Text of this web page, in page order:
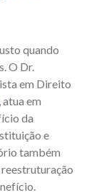
quando
O Dr.
em Direito
, atua em
da
e
também